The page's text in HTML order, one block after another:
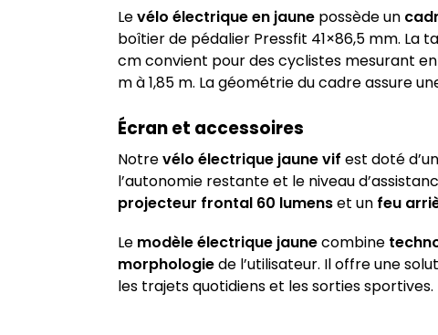
Levélo électrique en jaunepossède un
boîtier de pédalier Pressfit 41×86,5 mm. La
cm convient pour des cyclistes mesurant
m à 1,85 m. La géométrie du cadre assure
Écran et accessoires
Notrevélo électrique jaune vif est doté d’un
l’autonomie restante et le niveau
projecteur frontal 60 lumenset un feu
Le modèle électrique jaunecombine
morphologiede l’utilisateur. Il offre une
les trajets quotidiens et les sorties sportives.